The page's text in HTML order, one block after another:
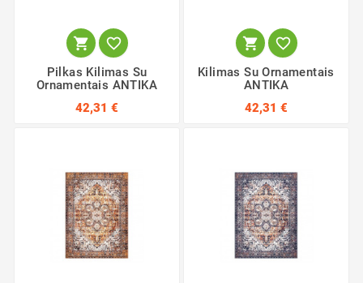
 
Pilkas Kilimas Su
Ornamentais ANTIKA
42,31 €
 
Kilimas Su Ornamentais
ANTIKA
42,31 €